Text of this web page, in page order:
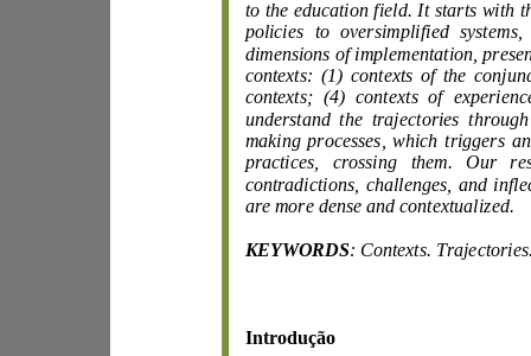
dimensions of
contexts; (4) contexts of exper
practices, crossing
are more dense and contextualized.
KEYWORDS : Contexts
Intr odução